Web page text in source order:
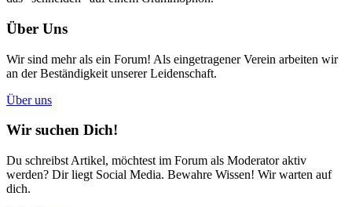
Über Uns
Wir sind mehr als ein Forum! Als eingetragener Verein arbeiten wir
an der Beständigkeit unserer Leidenschaft.
Über uns
Wir suchen Dich!
Du schreibst Artikel, möchtest im Forum als Moderator aktiv
werden? Dir liegt Social Media. Bewahre Wissen! Wir warten auf
dich.